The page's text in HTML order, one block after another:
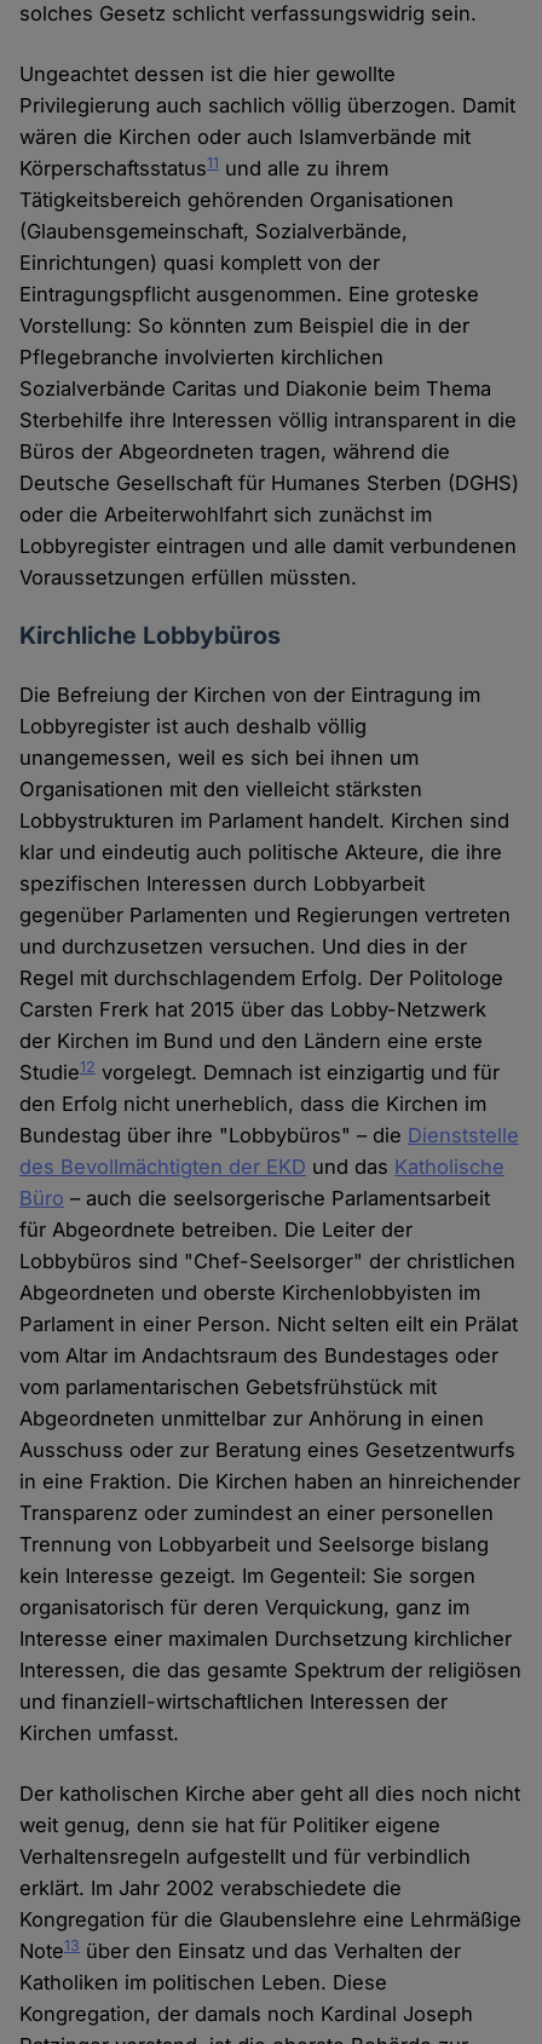
solches Gesetz schlicht verfassungswidrig sein.
Ungeachtet dessen ist die hier gewollte
Privilegierung auch sachlich völlig überzogen. Damit
wären die Kirchen oder auch Islamverbände mit
Körperschaftsstatus11 und alle zu ihrem
Tätigkeitsbereich gehörenden Organisationen
(Glaubensgemeinschaft, Sozialverbände,
Einrichtungen) quasi komplett von der
Eintragungspflicht ausgenommen. Eine groteske
Vorstellung: So könnten zum Beispiel die in der
Pflegebranche involvierten kirchlichen
Sozialverbände Caritas und Diakonie beim Thema
Sterbehilfe ihre Interessen völlig intransparent in die
Büros der Abgeordneten tragen, während die
Deutsche Gesellschaft für Humanes Sterben (DGHS)
oder die Arbeiterwohlfahrt sich zunächst im
Lobbyregister eintragen und alle damit verbundenen
Voraussetzungen erfüllen müssten.
Kirchliche Lobbybüros
Die Befreiung der Kirchen von der Eintragung im
Lobbyregister ist auch deshalb völlig
unangemessen, weil es sich bei ihnen um
Organisationen mit den vielleicht stärksten
Lobbystrukturen im Parlament handelt. Kirchen sind
klar und eindeutig auch politische Akteure, die ihre
spezifischen Interessen durch Lobbyarbeit
gegenüber Parlamenten und Regierungen vertreten
und durchzusetzen versuchen. Und dies in der
Regel mit durchschlagendem Erfolg. Der Politologe
Carsten Frerk hat 2015 über das Lobby-Netzwerk
der Kirchen im Bund und den Ländern eine erste
Studie12 vorgelegt. Demnach ist einzigartig und für
den Erfolg nicht unerheblich, dass die Kirchen im
Bundestag über ihre "Lobbybüros" – die Dienststelle
des Bevollmächtigten der EKD und das Katholische
Büro – auch die seelsorgerische Parlamentsarbeit
für Abgeordnete betreiben. Die Leiter der
Lobbybüros sind "Chef-Seelsorger" der christlichen
Abgeordneten und oberste Kirchenlobbyisten im
Parlament in einer Person. Nicht selten eilt ein Prälat
vom Altar im Andachtsraum des Bundestages oder
vom parlamentarischen Gebetsfrühstück mit
Abgeordneten unmittelbar zur Anhörung in einen
Ausschuss oder zur Beratung eines Gesetzentwurfs
in eine Fraktion. Die Kirchen haben an hinreichender
Transparenz oder zumindest an einer personellen
Trennung von Lobbyarbeit und Seelsorge bislang
kein Interesse gezeigt. Im Gegenteil: Sie sorgen
organisatorisch für deren Verquickung, ganz im
Interesse einer maximalen Durchsetzung kirchlicher
Interessen, die das gesamte Spektrum der religiösen
und finanziell-wirtschaftlichen Interessen der
Kirchen umfasst.
Der katholischen Kirche aber geht all dies noch nicht
weit genug, denn sie hat für Politiker eigene
Verhaltensregeln aufgestellt und für verbindlich
erklärt. Im Jahr 2002 verabschiedete die
Kongregation für die Glaubenslehre eine Lehrmäßige
Note13 über den Einsatz und das Verhalten der
Katholiken im politischen Leben. Diese
Kongregation, der damals noch Kardinal Joseph